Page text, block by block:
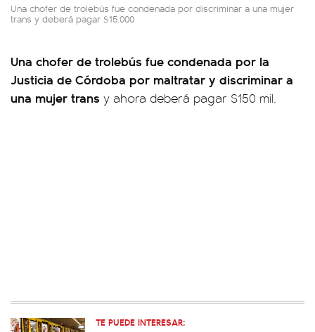
Una chofer de trolebús fue condenada por discriminar a una mujer
trans y deberá pagar $15.000
Una chofer de trolebús fue condenada por la
Justicia de Córdoba por maltratar y discriminar a
una mujer trans y ahora deberá pagar $150 mil.
TE PUEDE INTERESAR: